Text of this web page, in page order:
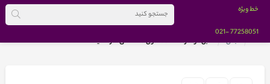
خط ویژه
77258051
-021
خانه
مبدل کابل دو سر USB 2.0 طول 45 سانتی متر سفید